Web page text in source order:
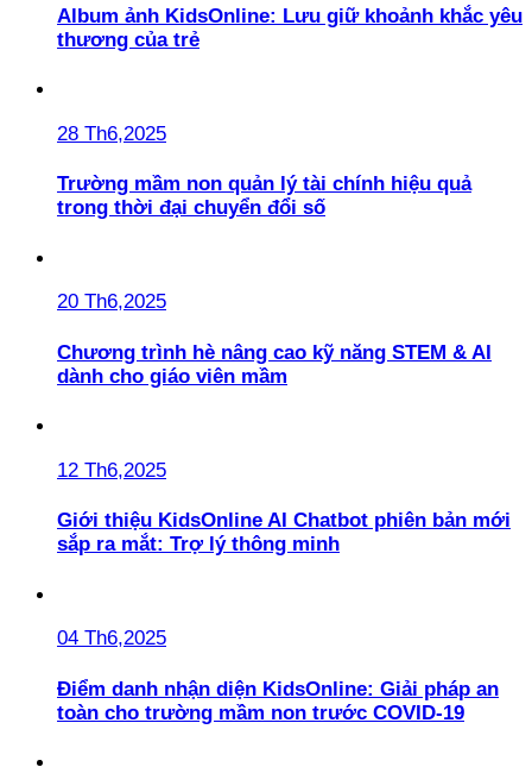
Album ảnh KidsOnline: Lưu giữ khoảnh khắc yêu
thương của trẻ
28 Th6,2025
Trường mầm non quản lý tài chính hiệu quả
trong thời đại chuyển đổi số
20 Th6,2025
Chương trình hè nâng cao kỹ năng STEM & AI
dành cho giáo viên mầm
12 Th6,2025
Giới thiệu KidsOnline AI Chatbot phiên bản mới
sắp ra mắt: Trợ lý thông minh
04 Th6,2025
Điểm danh nhận diện KidsOnline: Giải pháp an
toàn cho trường mầm non trước COVID-19